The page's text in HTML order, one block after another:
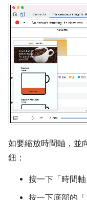
如要縮放時間軸，並
鈕：
按一下「時間軸